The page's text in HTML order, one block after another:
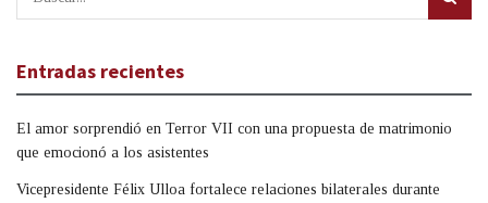
Entradas recientes
El amor sorprendió en Terror VII con una propuesta de matrimonio
que emocionó a los asistentes
Vicepresidente Félix Ulloa fortalece relaciones bilaterales durante